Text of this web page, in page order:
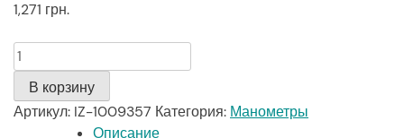
1,271 грн.
Количество
В корзину
Артикул: IZ-1009357 Категория: Манометры
Описание